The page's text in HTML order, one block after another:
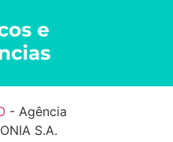
- Agência
S.A.